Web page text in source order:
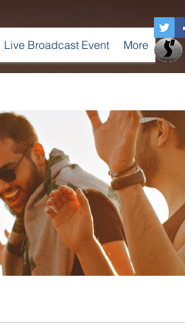
Live Broadcast Event More